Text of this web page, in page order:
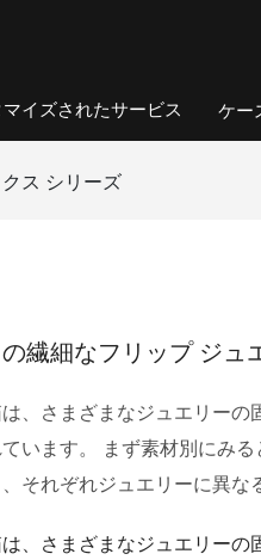
マイズされたサービス ケー
ス シリーズ
繊細なフリップ ジュ
、さまざまなジュエリー
います。 まず素材別にみ
それぞれジュエリーに異な
、さまざまなジュエリー